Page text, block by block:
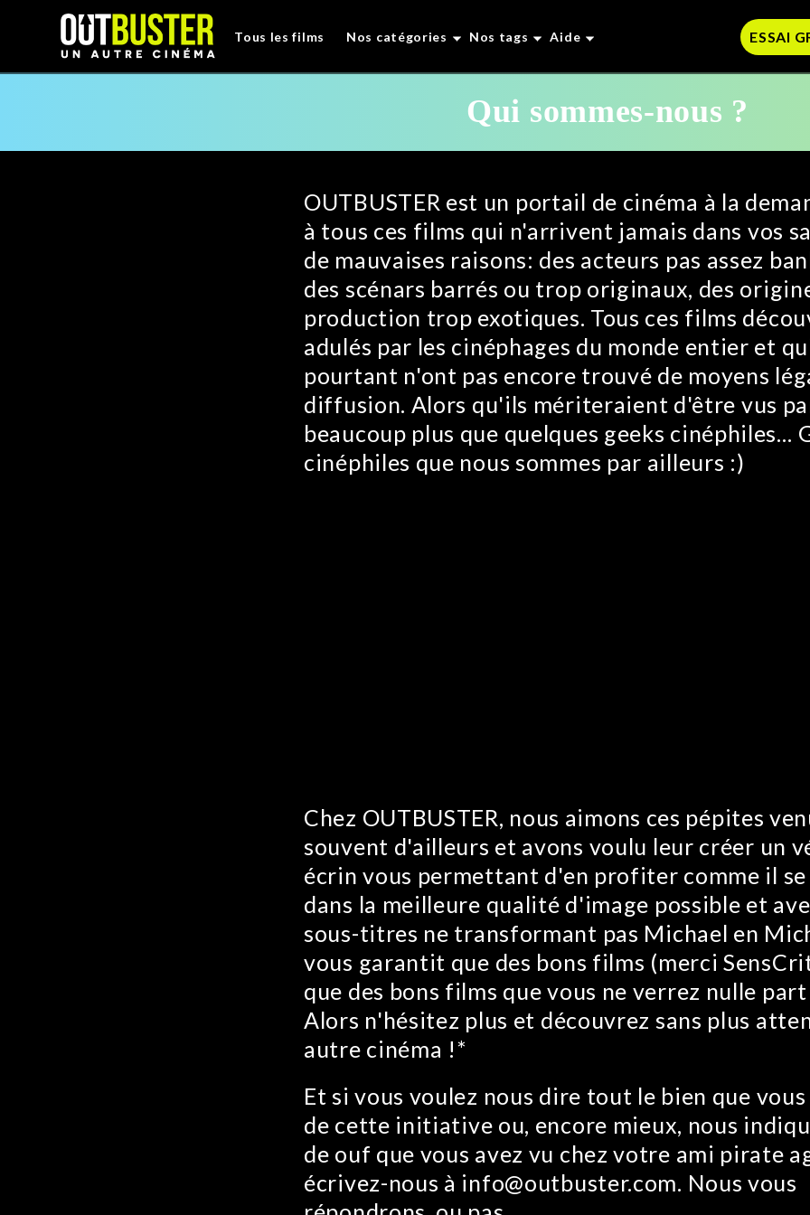
Tous les films Nos catégories Nos tags Aide ESSAI
Qui sommes-nous ?
OUTBUSTER est un portail de cinéma à la
à tous ces films qui n'arrivent jamais dans vos
de mauvaises raisons: des acteurs pas assez
des scénars barrés ou trop originaux, des
production trop exotiques. Tous ces films
adulés par les cinéphages du monde entier et
pourtant n'ont pas encore trouvé de moyens
diffusion. Alors qu'ils mériteraient d'être vus
beaucoup plus que quelques geeks cinéphiles…
cinéphiles que nous sommes par ailleurs :)
Chez OUTBUSTER, nous aimons ces pépites
souvent d'ailleurs et avons voulu leur créer un
écrin vous permettant d'en profiter comme il
dans la meilleure qualité d'image possible et
sous-titres ne transformant pas Michael en
vous garantit que des bons films (merci
que des bons films que vous ne verrez nulle
Alors n'hésitez plus et découvrez sans plus
autre cinéma !*
Et si vous voulez nous dire tout le bien que vous
de cette initiative ou, encore mieux, nous
de ouf que vous avez vu chez votre ami pirate
écrivez-nous à info@outbuster.com. Nous vous